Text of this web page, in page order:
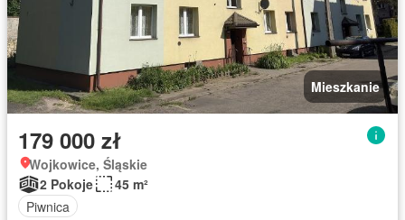
Mieszkanie
179 000 zł
Wojkowice, Śląskie
2 Pokoje
45 m²
Piwnica